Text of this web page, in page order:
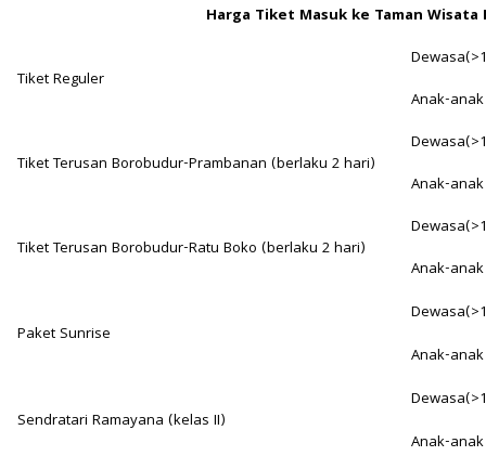
Harga Tiket Masuk ke Taman
Tiket Reguler
Anak-
Tiket Terusan Borobudur-Prambanan (berlaku 2 hari)
Anak-
Tiket Terusan Borobudur-Ratu Boko (berlaku 2 hari)
Anak-
Paket Sunrise
Anak-
Sendratari Ramayana (kelas II)
Anak-